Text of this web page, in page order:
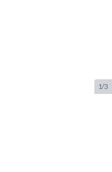
1/3